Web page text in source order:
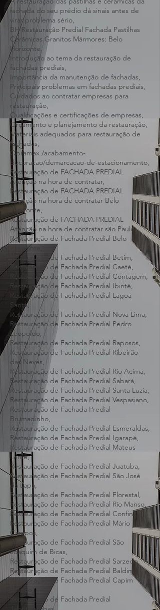
fachadas,
A restauração das pastilhas e cerâmicas da
fachada do seu prédio dá sinais antes de
virar problema sério,
BH Restauração Predial Fachada Pastilhas
Cerâmicas Granitos Mármores: Belo
Horizonte.
Introdução ao tema da restauração de
fachadas prediais,
Importância da manutenção de fachadas,
Principais problemas em fachadas prediais,
Cuidados ao contratar empresas para
restauração,
Qualificações e certificações de empresas,
Orçamento e planejamento da restauração,
Materiais adequados para restauração de
fachadas,
Obramax /acabamento-
decoracao/demarcacao-de-estacionamento,
Restauração de FACHADA PREDIAL
Atenção na hora de contratar,
Restauração de FACHADA PREDIAL
Atenção na hora de contratar Belo
Horizonte,
Restauração de FACHADA PREDIAL
Atenção na hora de contratar são Paulo,
Restauração de Fachada Predial Belo
Horizonte,
Restauração de Fachada Predial Betim,
Restauração de Fachada Predial Caeté,
Restauração de Fachada Predial Contagem,
Restauração de Fachada Predial Ibirité,
Restauração de Fachada Predial Lagoa
Santa,
Restauração de Fachada Predial Nova Lima,
Restauração de Fachada Predial Pedro
Leopoldo,
Restauração de Fachada Predial Raposos,
Restauração de Fachada Predial Ribeirão
das Neves,
Restauração de Fachada Predial Rio Acima,
Restauração de Fachada Predial Sabará,
Restauração de Fachada Predial Santa Luzia,
Restauração de Fachada Predial Vespasiano,
Restauração de Fachada Predial
Brumadinho,
Restauração de Fachada Predial Esmeraldas,
Restauração de Fachada Predial Igarapé,
Restauração de Fachada Predial Mateus
Leme,
Restauração de Fachada Predial Juatuba,
Restauração de Fachada Predial São José
da Lapa,
Restauração de Fachada Predial Florestal,
Restauração de Fachada Predial Rio Manso,
Restauração de Fachada Predial Confins,
Restauração de Fachada Predial Mário
Campos,
Restauração de Fachada Predial São
Joaquim de Bicas,
Restauração de Fachada Predial Sarzedo,
Restauração de Fachada Predial Baldim,
Restauração de Fachada Predial Capim